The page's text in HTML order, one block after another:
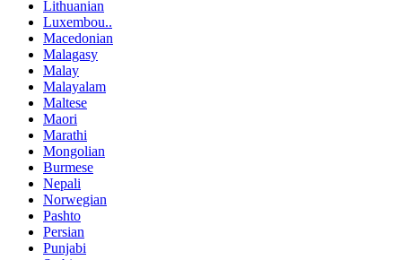
Lithuanian
Luxembou..
Macedonian
Malagasy
Malay
Malayalam
Maltese
Maori
Marathi
Mongolian
Burmese
Nepali
Norwegian
Pashto
Persian
Punjabi